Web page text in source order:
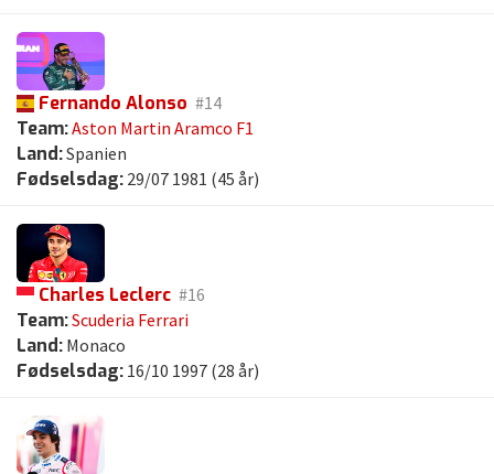
Fernando Alonso #14
Team:Aston Martin Aramco F1
Land:Spanien
Fødselsdag: 29/07 1981 (45 år)
Charles Leclerc #16
Team:Scuderia Ferrari
Land: Monaco
Fødselsdag: 16/10 1997 (28 år)